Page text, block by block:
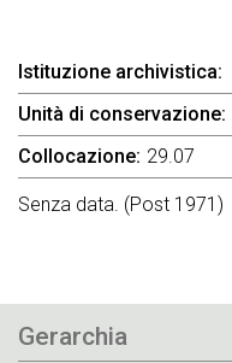
Istituzione archivistica
Unità di conservazione
Collocazione 29.07
Senza data. (Post 1971)
Gerarchia